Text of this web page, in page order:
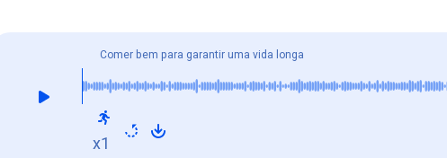
Comer bem para garantir uma vida longa
x1